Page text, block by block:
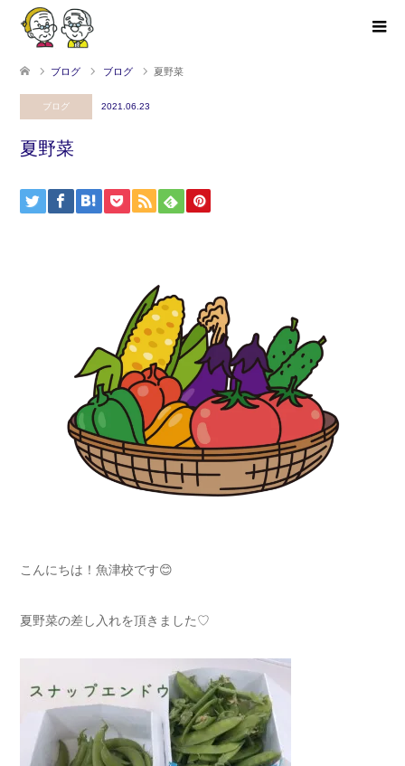
ブログ ブログ 夏野菜
ブログ 2021.06.23
夏野菜
こんにちは！魚津校です😊
夏野菜の差し入れを頂きました♡